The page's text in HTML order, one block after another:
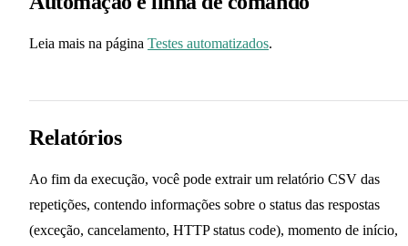
Leia mais na página Testes automatizados.
Relatórios
Ao fim da execução, você pode extrair um relatório CSV das
repetições, contendo informações sobre o status das respostas
(exceção, cancelamento, HTTP status code), momento de início,